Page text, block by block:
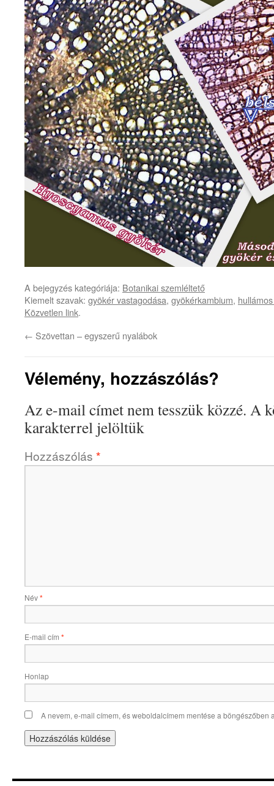
A bejegyzés kategóriája: Botanikai szemléltető
Kiemelt szavak: gyökér vastagodása, gyökérkambium,
Közvetlen link.
← Szövettan – egyszerű nyalábok
Vélemény, hozzászólás?
Az e-mail címet nem tesszük közzé. A
karakterrel jelöltük
Hozzászólás *
Név*
E-mail cím *
Honlap
A nevem, e-mail címem, és weboldalcímem mentése a böngészőben